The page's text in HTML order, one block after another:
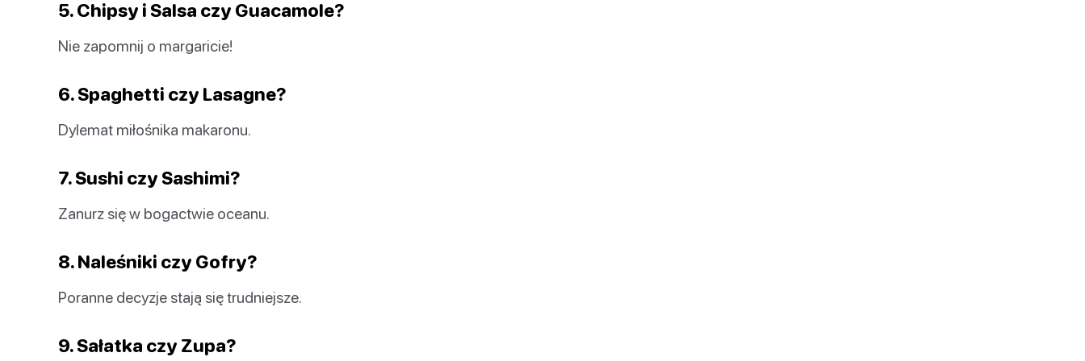
5. Chipsy i Salsa czy Guacamole?
Nie zapomnij o margaricie!
6. Spaghetti czy Lasagne?
Dylemat miłośnika makaronu.
7. Sushi czy Sashimi?
Zanurz się w bogactwie oceanu.
8. Naleśniki czy Gofry?
Poranne decyzje stają się trudniejsze.
9. Sałatka czy Zupa?